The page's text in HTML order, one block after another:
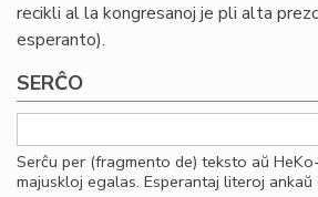
recikli al la kongresanoj je pli alta
esperanto).
SERĈO
Serĉu per (fragmento de) teksto aŭ
majuskloj egalas. Esperantaj literoj